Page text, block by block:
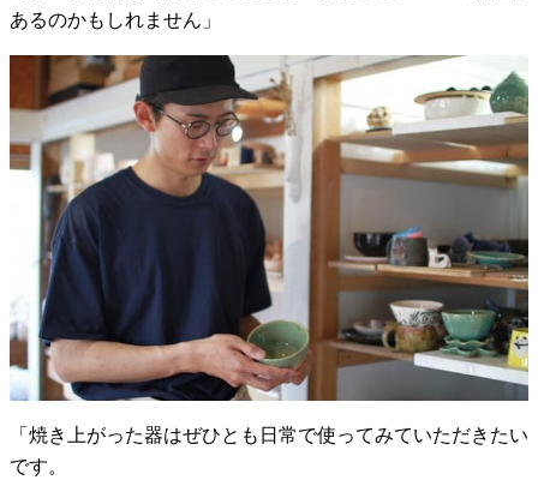
あるのかもしれません」
「焼き上がった器はぜひとも日常で使ってみていただきたい
です。